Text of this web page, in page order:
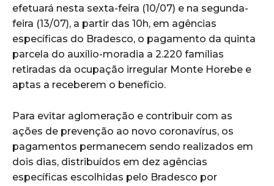
efetuará nesta sexta-feira (10/07) e na segunda-
feira (13/07), a partir das 10h, em agências
específicas do Bradesco, o pagamento da quinta
parcela do auxílio-moradia a 2.220 famílias
retiradas da ocupação irregular Monte Horebe e
aptas a receberem o benefício.
Para evitar aglomeração e contribuir com as
ações de prevenção ao novo coronavírus, os
pagamentos permanecem sendo realizados em
dois dias, distribuídos em dez agências
específicas escolhidas pelo Bradesco por